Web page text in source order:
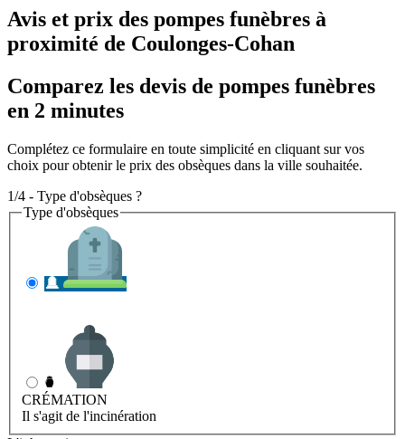
Avis et prix des pompes funèbres à
proximité de Coulonges-Cohan
Comparez les devis de pompes funèbres
en 2 minutes
Complétez ce formulaire en toute simplicité en cliquant sur vos
choix pour obtenir le prix des obsèques dans la ville souhaitée.
1/4 - Type d'obsèques ?
Type d'obsèques
CRÉMATION
Il s'agit de l'incinération